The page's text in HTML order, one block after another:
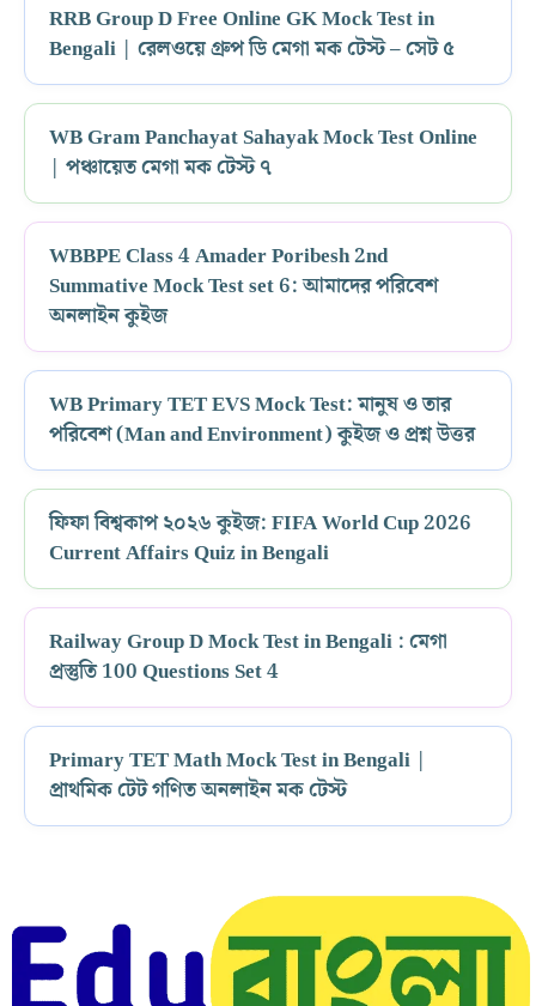
RRB Group D Free Online GK Mock Test in
Bengali | রেলওয়ে গ্রুপ ডি মেগা মক টেস্ট – সেট ৫
WB Gram Panchayat Sahayak Mock Test Online
| পঞ্চায়েত মেগা মক টেস্ট ৭
WBBPE Class 4 Amader Poribesh 2nd
Summative Mock Test set 6: আমাদের পরিবেশ
অনলাইন কুইজ
WB Primary TET EVS Mock Test: মানুষ ও তার
পরিবেশ (Man and Environment) কুইজ ও প্রশ্ন উত্তর
ফিফা বিশ্বকাপ ২০২৬ কুইজ: FIFA World Cup 2026
Current Affairs Quiz in Bengali
Railway Group D Mock Test in Bengali : মেগা
প্রস্তুতি 100 Questions Set 4
Primary TET Math Mock Test in Bengali |
প্রাথমিক টেট গণিত অনলাইন মক টেস্ট